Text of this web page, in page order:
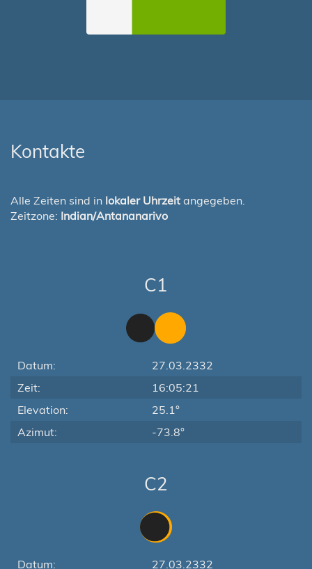
Kontakte
Alle Zeiten sind in lokaler Uhrzeit angegeben.
Zeitzone: Indian/Antananarivo
C1
Datum:
27.03.2332
Zeit:
16:05:21
Elevation:
25.1°
Azimut:
-73.8°
C2
Datum: 27.03.2332